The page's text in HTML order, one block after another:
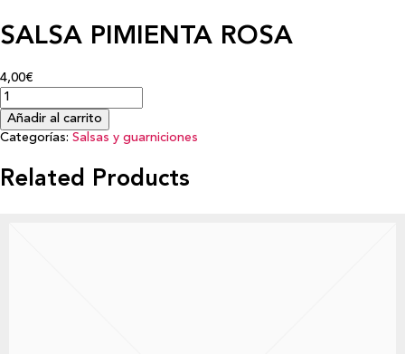
SALSA PIMIENTA ROSA
4,00€
Añadir al carrito
Categorías: Salsas y guarniciones
Related Products